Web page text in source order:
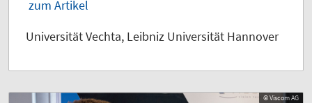
zum Artikel
Universität Vechta, Leibniz Universität Hannover
© Viscom AG